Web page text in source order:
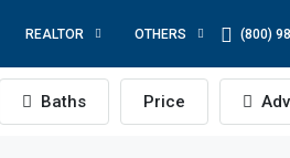
REALTOR OTHERS (800)
Baths Price